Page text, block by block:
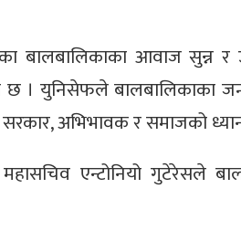
बालबालिकाका आवाज सुन्न
छ । युनिसेफले बालबालिकाका
अभिभावक र समाजको
एन्टोनियो गुटेरेसले